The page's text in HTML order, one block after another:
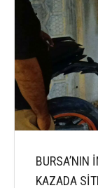
BURSA’NIN
KAZADA